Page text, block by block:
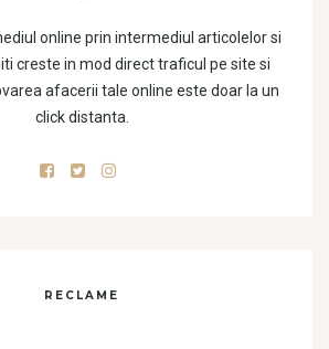
online prin intermediul articolelor si
creste in mod direct traficul pe site si
afacerii tale online este doar la un
click distanta.
RECLAME